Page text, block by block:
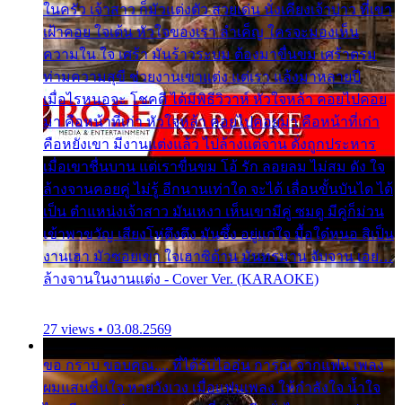
ในครัว เจ้าสาว ก็มัวแต่งตัว สวยเด่น นั่งเคียงเจ้าบ่าว ที่เขา
เฝ้าคอย ใจเต้น หัวใจของเรา ลำเค็ญ ใครจะมองเห็น
ความใน ใจ เศร้า มันร้าวระบม ต้องมาขื่นขม เศร้าตรม
ท่ามความสุขี ช่วยงานเขาแต่ง แต่เรา แล้งมาหลายปี
เมื่อไรหนอจะ โชคดี ได้มีพิธีวิวาห์ หัวใจหล้า คอยไปคอย
มา คือหน้าที่เก่า หัวใจหล้า คอยไปคอยมา คือหน้าที่เก่า
คือหยังเขา มีงานแต่งแล้ว ไปล้างแต่จาน ดั่งถูกประหาร
เมื่อเขาชื่นบาน แต่เราขื่นขม โอ้ รัก ลอยลม ไม่สม ดัง ใจ
ล้างจานคอยคู่ ไม่รู้ อีกนานเท่าใด จะได้ เลื่อนขั้นบันได ได้
เป็น ตำแหน่งเจ้าสาว มันเหงา เห็นเขามีคู่ ซมดู มีคู่ก็ม่วน
เข้าพาขวัญ เสียงโห่ตึงตึง มันซึ้ง อยู่แก่ใจ มื้อใด๋หนอ สิเป็น
งานเฮา มัวซอยเขา ใจเฮาซิด้าน มันทรมาน จับจาน เอย…
ล้างจานในงานแต่ง - Cover Ver. (KARAOKE)
27 views • 03.08.2569
ขอ กราบ ขอบคุณ.... ที่ได้รับไออุ่น การุณ จากแฟน เพลง
ผมแสนชื่นใจ หายวังเวง เมื่อแฟนเพลง ให้กำลังใจ น้ำใจ